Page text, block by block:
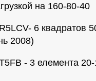
на 160-80-40
6 квадратов
2008)
- 3 елемента